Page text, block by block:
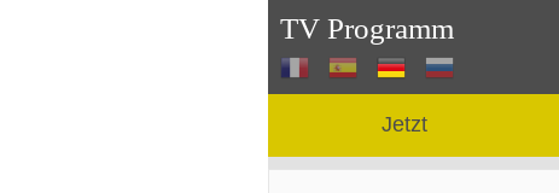
TV Programm
Jetzt